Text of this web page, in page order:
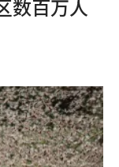
数百万人